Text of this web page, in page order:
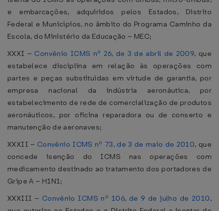
e embarcações, adquiridos pelos Estados, Distrito
Federal e Municípios, no âmbito do Programa Caminho da
Escola, do Ministério da Educação – MEC;
XXXI – Convênio ICMS nº 26, de 3 de abril de 2009, que
estabelece disciplina em relação às operações com
partes e peças substituídas em virtude de garantia, por
empresa nacional da indústria aeronáutica, por
estabelecimento de rede de comercialização de produtos
aeronáuticos, por oficina reparadora ou de conserto e
manutenção de aeronaves;
XXXII – Convênio ICMS nº 73, de 3 de maio de 2010, que
concede isenção do ICMS nas operações com
medicamento destinado ao tratamento dos portadores de
Gripe A – H1N1;
XXXIII – Convênio ICMS nº 106, de 9 de julho de 2010,